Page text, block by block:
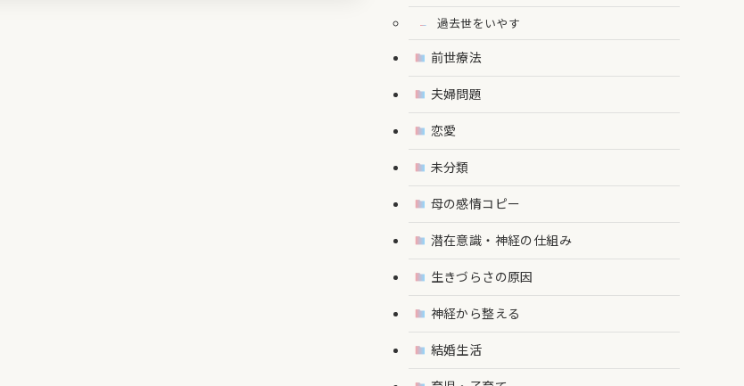
過去世をいやす
前世療法
夫婦問題
恋愛
未分類
母の感情コピー
潜在意識・神経の仕組み
生きづらさの原因
神経から整える
結婚生活